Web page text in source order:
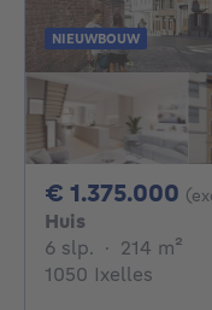
NIEUWBOUW
€ 1.375.000
Huis
6 slp. 6 slaapkamers
· 214 m²
1050 Ixelles